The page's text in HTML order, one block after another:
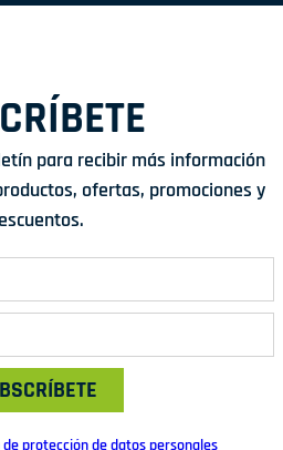
para recibir más información
ofertas, promociones y